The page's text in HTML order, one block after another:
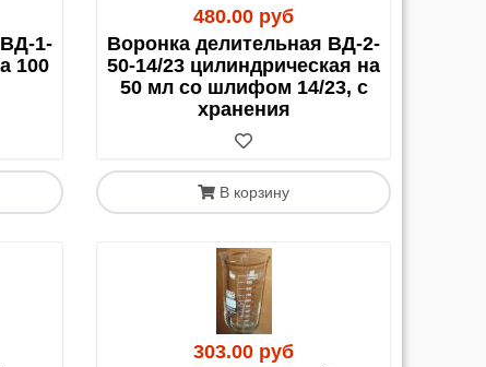
нам.
что и Почта России.
осуществляется на ваш страх и риск
возможных повреждений.
1-
100
480.00 руб
Воронка делительная ВД-2-
50-14/23 цилиндрическая на
50 мл со шлифом 14/23, с
хранения
В корзину
303.00 руб